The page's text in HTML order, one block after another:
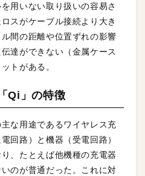
用いない取り扱いの容易さ
スがケーブル接続より大き
間の距離や位置ずれの影響
達ができない（金属ケース
トがある。
Qi」の特徴
な用途であるワイヤレス充
回路）と機器（受電回路）
、たとえば他機種の充電器
のが普通だった。これに対